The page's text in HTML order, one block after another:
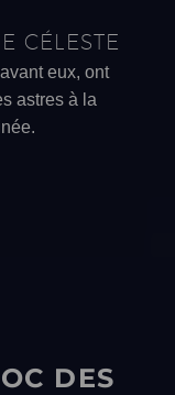
CÉLESTE
eux, ont
astres à la
DES